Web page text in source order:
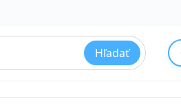
Hľadať